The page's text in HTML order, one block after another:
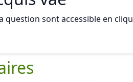
question sont accessible en